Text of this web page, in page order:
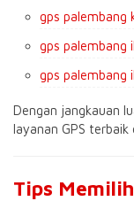
gps palembang
gps palembang
gps palembang
Dengan jangkauan
layanan GPS terbaik
Tips